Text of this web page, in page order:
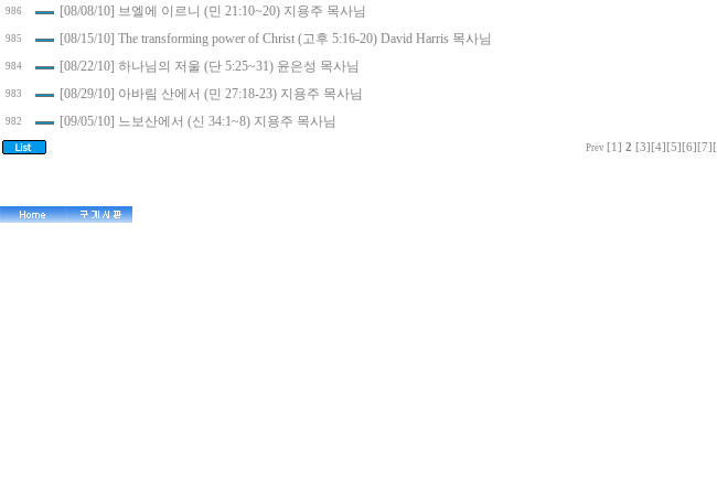
986 [08/08/10] 브엘에 이르니 (민 21:10~20) 지용주 목사님
985 [08/15/10] The transforming power of Christ (고후 5:16-20) David Harris 목사님
984 [08/22/10] 하나님의 저울 (단 5:25~31) 윤은성 목사님
983 [08/29/10] 아바림 산에서 (민 27:18-23) 지용주 목사님
982 [09/05/10] 느보산에서 (신 34:1~8) 지용주 목사님
Prev [1] 2 [3] [4] [5] [6] [7]